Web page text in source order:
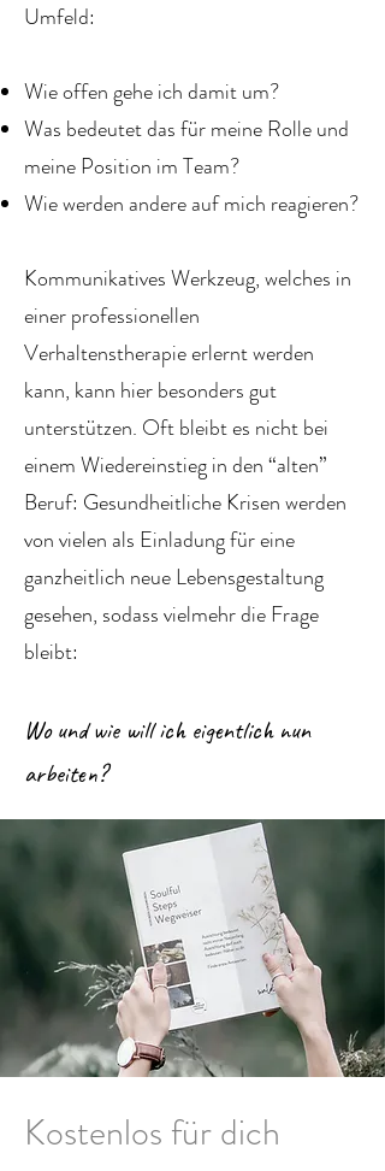
Umfeld:
Wie offen gehe ich damit um?
Was bedeutet das für meine Rolle und
meine Position im Team?
Wie werden andere auf mich reagieren?
Kommunikatives Werkzeug, welches in
einer professionellen
Verhaltenstherapie erlernt werden
kann, kann hier besonders gut
unterstützen. Oft bleibt es nicht bei
einem Wiedereinstieg in den “alten”
Beruf: Gesundheitliche Krisen werden
von vielen als Einladung für eine
ganzheitlich neue Lebensgestaltung
gesehen, sodass vielmehr die Frage
bleibt:
Wo und wie will ich eigentlich nun
arbeiten?
Kostenlos für dich